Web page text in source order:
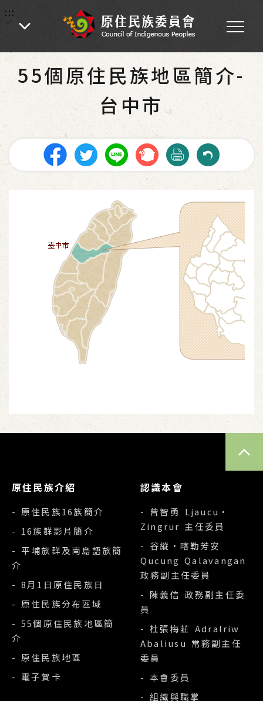
:::
:::
首頁 - 55個原住民族地區簡介
55個原住民族地區簡介-
台中市
原住民族介紹
- 原住民族16族簡介
- 16族群影片簡介
- 平埔族群及南島語族簡
介
- 8月1日原住民族日
- 原住民族分布區域
- 55個原住民族地區簡
介
- 原住民族地區
- 電子賀卡
認識本會
- 曾智勇 Ljaucu‧
Zingrur 主任委員
- 谷縱‧喀勒芳安
Qucung Qalavangan
政務副主任委員
- 陳義信 政務副主任委
員
- 杜張梅莊 Adralriw
Abaliusu 常務副主任
委員
- 本會委員
- 組織與職掌